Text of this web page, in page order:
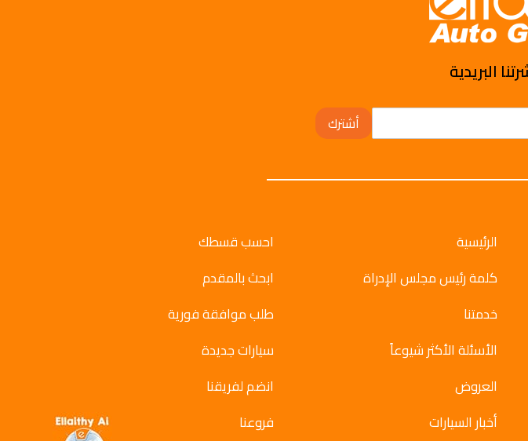
البريدية
أشترك
الرئيسية
كلمة رئيس مجلس الإدراة
خدمتنا
الأسئلة الأكثر شيوعاً
العروض
أخبار السيارات
احسب قسطك
ابحث بالمقدم
طلب موافقة فورية
سيارات جديدة
انضم لفريقنا
فروعنا